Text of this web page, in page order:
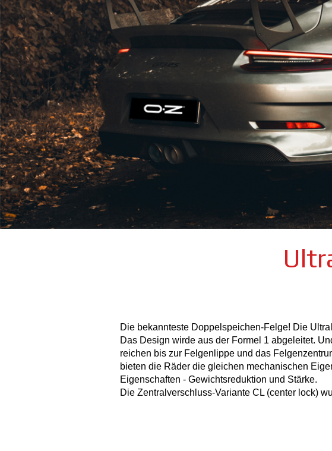
Die bekannteste Doppelspeichen-Felge! Die
Das Design wirde aus der Formel 1 abgeleitet.
reichen bis zur Felgenlippe und das
bieten die Räder die gleichen mechanischen
Eigenschaften - Gewichtsreduktion und Stärke.
Die Zentralverschluss-Variante CL (center lock)